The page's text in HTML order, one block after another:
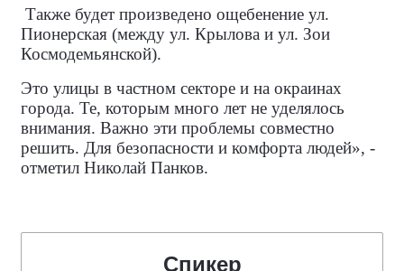
Также будет произведено ощебенение ул.
Пионерская (между ул. Крылова и ул. Зои
Космодемьянской).
Это улицы в частном секторе и на окраинах
города. Те, которым много лет не уделялось
внимания. Важно эти проблемы совместно
решить. Для безопасности и комфорта людей», -
отметил Николай Панков.
Спикер